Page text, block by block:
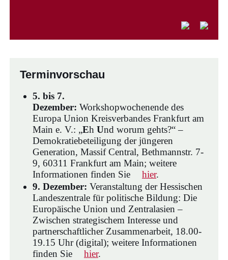
Terminvorschau
5. bis 7.
Dezember: Workshopwochenende des
Europa Union Kreisverbandes Frankfurt am
Main e. V.: „Eh Und worum gehts?“ –
Demokratiebeteiligung der jüngeren
Generation, Massif Central, Bethmannstr. 7-
9, 60311 Frankfurt am Main; weitere
Informationen finden Sie
hier.
9. Dezember: Veranstaltung der Hessischen
Landeszentrale für politische Bildung: Die
Europäische Union und Zentralasien –
Zwischen strategischem Interesse und
partnerschaftlicher Zusammenarbeit, 18.00-
19.15 Uhr (digital); weitere Informationen
finden Sie
hier.